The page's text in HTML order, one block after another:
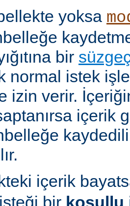
yoksa
bir
normal istek
izin verir.
içerik
içerik
bir koşullu